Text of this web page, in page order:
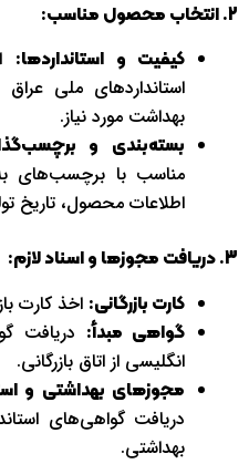
2. انتخاب محصول مناسب:
کیفیت و استانداردها:
استانداردهای ملی
بهداشت مورد نیاز.
بسته‌بندی و
مناسب با برچسب‌های
اطلاعات محصول، تاریخ
3. دریافت مجوزها و اسناد لازم:
کارت بازرگانی: اخذ کارت
گواهی مبدأ: دریافت
انگلیسی از اتاق بازرگانی.
مجوزهای بهداشتی و
دریافت گواهی‌های
بهداشتی.